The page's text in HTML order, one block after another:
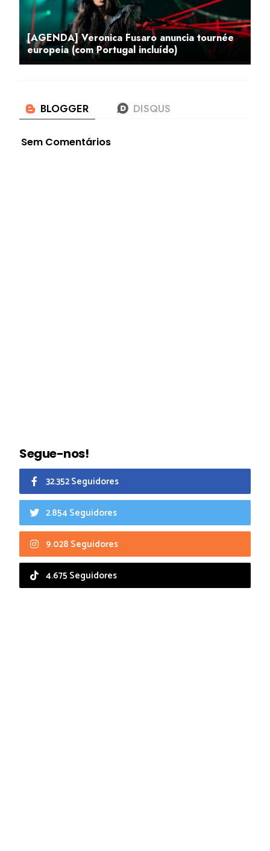
[AGENDA] Veronica Fusaro anuncia tournée
europeia (com Portugal incluído)
Sem Comentários
Segue-nos!
32.352 Seguidores
2.854 Seguidores
9.028 Seguidores
4.675 Seguidores